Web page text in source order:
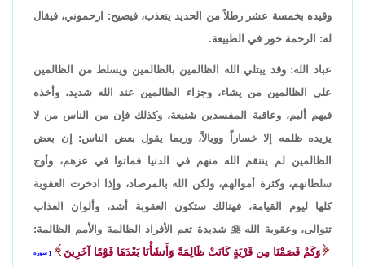
وقيده بخمسة عشر رطلاً من الحديد يتعذب، فيصيح: ارحموني، فيقال
له: الرحمة خور في الطبيعة.
عباد الله: وقد يبتلي الله الظالمين بالظالمين ويسلط من الظالمين
على الظالمين من يشاء، وجزاء الظالمين عند الله شديد، وأخذه
فيهم أليم، وعاقبة المفسدين شنيعة، وكذلك فإن من الناس من لا
يزيده ظلمه إلا خساراً ووبالاً، وربما يقول بعض الناس: إن بعض
الظالمين لم ينتقم الله منهم في الدنيا فماتوا في عزهم، وأوج
سلطانهم، وكثرة أموالهم، ولكن الله بالمرصاد، وإذا ادخرت العقوبة
كلها ليوم القيامة، فهنالك ستكون العقوبة أشد، وألوان العذاب
تتوالى، وعقوبة الله شديدة تعم الأفراد الظالمة والأمم الظالمة:
وَكَمْ قَصَمْنَا مِن قَرْيَةٍ كَانَتْ ظَالِمَةً وَأَنشَأْنَا بَعْدَهَا قَوْمًا آخَرِينَ
سورة